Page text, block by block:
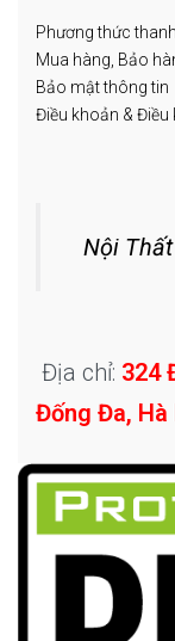
Phương thức
Mua hàng, Bảo
Bảo mật thông tin
Điều khoản & Điều
Nội
Địa chỉ: 324
Đống Đa, Hà